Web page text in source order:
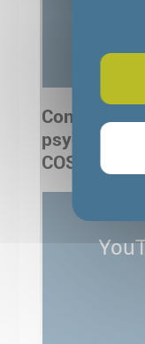
Conférence
COS CRPF »